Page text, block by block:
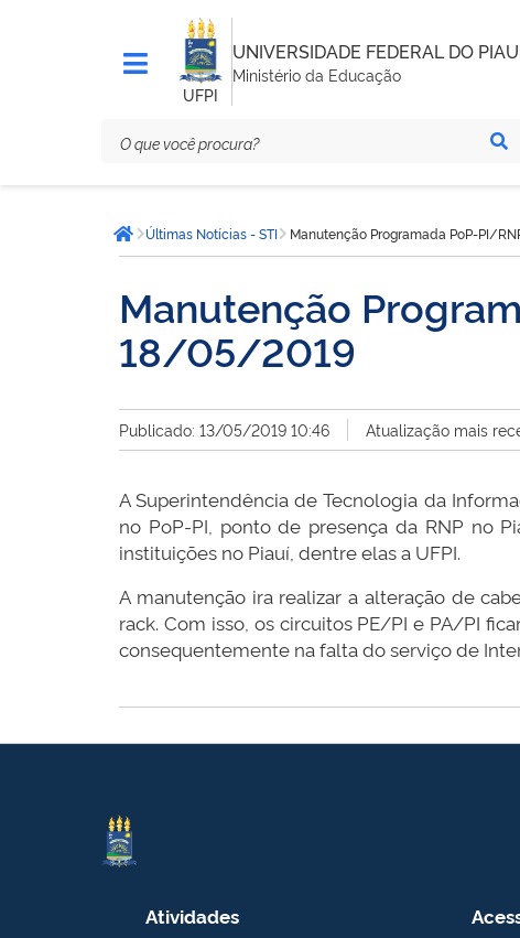
UFPI
UNIVERSIDADE FEDERAL DO
Ministério da Educação
está
aqui:Página inicial
Últimas Notícias - STI Manutenção Programada PoP-PI/
Manutenção
18/05/2019
Publicado: 13/05/2019 10:46 Atualização mais
A Superintendência de Tecnologia da
no PoP-PI, ponto de presença da RNP no
instituições no Piauí, dentre elas a UFPI.
A manutenção ira realizar a alteração de
rack. Com isso, os circuitos PE/PI e PA/PI
consequentemente na falta do serviço de
Atividades